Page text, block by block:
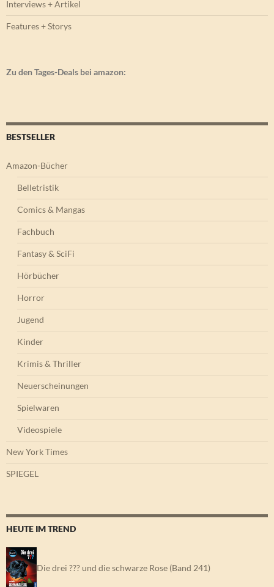
Interviews + Artikel
Features + Storys
Zu den Tages-Deals bei amazon:
BESTSELLER
Amazon-Bücher
Belletristik
Comics & Mangas
Fachbuch
Fantasy & SciFi
Hörbücher
Horror
Jugend
Kinder
Krimis & Thriller
Neuerscheinungen
Spielwaren
Videospiele
New York Times
SPIEGEL
HEUTE IM TREND
Die drei ??? und die schwarze Rose (Band 241)